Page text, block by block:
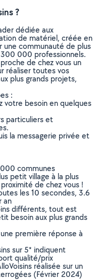
?
dédiée aux
de matériel, créée en
une communauté de plus
000 professionnels.
de chez vous un
réaliser toutes vos
plus grands projets,
:
votre besoin en quelques
particuliers et
la messagerie privée et
communes
petit village à la plus
de chez vous !
les 10 secondes, 3.6
an
différents, tout est
besoin aux plus grands
première réponse à
sur 5* indiquent
qualité/prix
réalisée sur un
(Février 2024)